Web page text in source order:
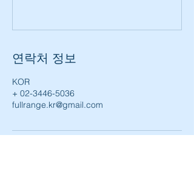
연락처 정보
KOR
+ 02-3446-5036
fullrange.kr@gmail.com